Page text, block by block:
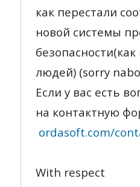
как перестали
новой системы
безопасности(как
людей) (sorry
Если у вас есть
на контактную
ordasoft.com/
With respect